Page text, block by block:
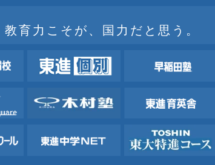
教育力こそが、国力だと思う。